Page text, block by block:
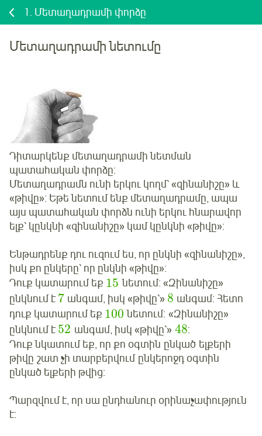
1. Մետաղադրամի փորձը
Մետաղադրամի նետումը
Դիտարկենք մետաղադրամի նետման
պատահական փորձը:
Մետաղադրամն ունի երկու կողմ՝ «զինանիշը» և
«թիվը»: Եթե նետում ենք մետաղադրամը, ապա
այս պատահական փորձն ունի երկու հնարավոր
ելք՝ կընկնի «զինանիշը» կամ կընկնի «թիվը»:
Ենթադրենք դու ուզում ես, որ ընկնի «զինանիշը»,
իսկ քո ընկերը՝ որ ընկնի «թիվը»:
Դուք կատարում եք 15 նետում: «Զինանիշը»
ընկնում է7անգամ, իսկ «թիվը՝» 8 անգամ: Հետո
դուք կատարում եք 100 նետում: «Զինանիշը»
ընկնում է52 անգամ, իսկ «թիվը՝» 48:
Դուք նկատում եք, որ քո օգտին ընկած ելքերի
թիվը շատ չի տարբերվում ընկերոջդ օգտին
ընկած ելքերի թվից:
Պարզվում է, որ սա ընդհանուր օրինաչափություն
է: